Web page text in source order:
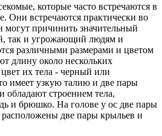
которые часто встречаются в
Они встречаются практически во
причинить значительный
так и угрожающий людям и
различными размерами и цветом
длину около нескольких
их тела - черный или
имеет узкую талию и две пары
строением тела,
и брюшко. На голове у ос две пары
расположены две пары крыльев и